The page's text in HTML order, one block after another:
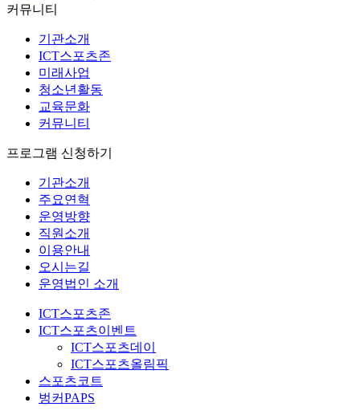
커뮤니티
기관소개
ICT스포츠존
미래사업
청소년활동
교육문화
커뮤니티
프로그램 신청하기
기관소개
주요연혁
운영방향
직원소개
이용안내
오시는길
운영법인 소개
ICT스포츠존
ICT스포츠이벤트
ICT스포츠데이
ICT스포츠올림픽
스포츠코트
벙커PAPS